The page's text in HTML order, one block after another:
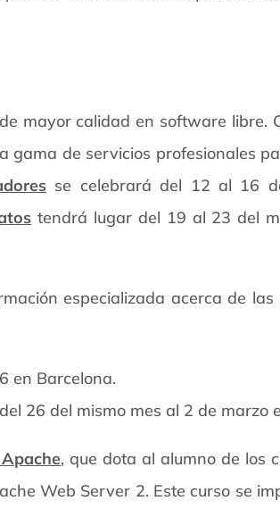
mayor calidad en software libre.
gama de servicios profesionales
se celebrará del 12 al 16
tendrá lugar del 19 al 23 del
especializada acerca de las
en Barcelona.
26 del mismo mes al 2 de marzo
, que dota al alumno de los
Web Server 2. Este curso se